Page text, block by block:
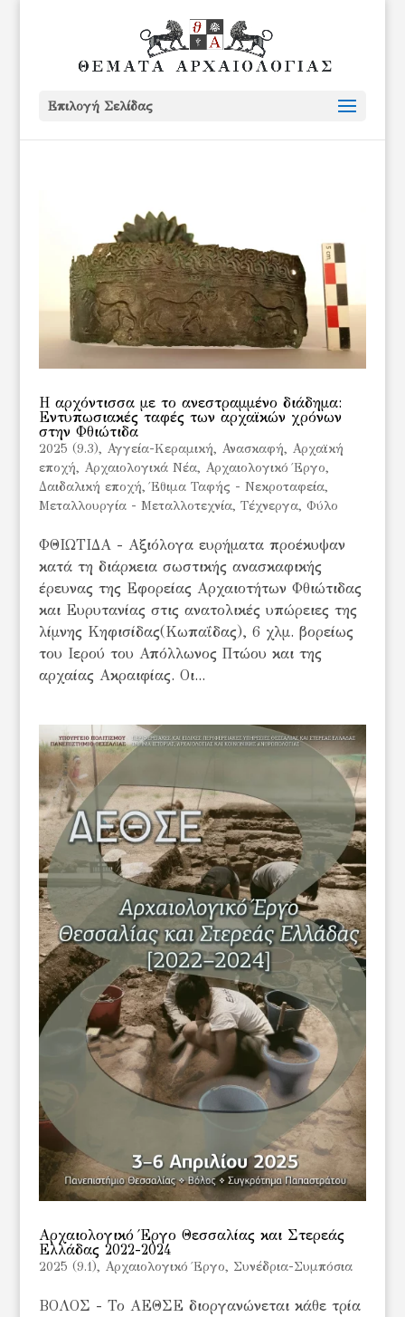
Επιλογή Σελίδας
Η αρχόντισσα με το ανεστραμμένο διάδημα:
Εντυπωσιακές ταφές των αρχαϊκών χρόνων
στην Φθιώτιδα
2025 (9.3), Αγγεία-Κεραμική, Ανασκαφή, Αρχαϊκή
εποχή, Αρχαιολογικά Νέα, Αρχαιολογικό Έργο,
Δαιδαλική εποχή,Έθιμα Ταφής - Νεκροταφεία,
Μεταλλουργία - Μεταλλοτεχνία, Τέχνεργα, Φύλο
ΦΘΙΩΤΙΔΑ - Αξιόλογα ευρήματα προέκυψαν
κατά τη διάρκεια σωστικής ανασκαφικής
έρευνας της Εφορείας Αρχαιοτήτων Φθιώτιδας
και Ευρυτανίας στις ανατολικές υπώρειες της
λίμνης Κηφισίδας(Κωπαΐδας), 6 χλμ. βορείως
του Ιερού του Απόλλωνος Πτώου και της
αρχαίας Ακραιφίας. Οι...
Αρχαιολογικό Έργο Θεσσαλίας και Στερεάς
Ελλάδας 2022-2024
2025 (9.1), Αρχαιολογικό Έργο, Συνέδρια-Συμπόσια
ΒΟΛΟΣ - Το ΑΕΘΣΕ διοργανώνεται κάθε τρία